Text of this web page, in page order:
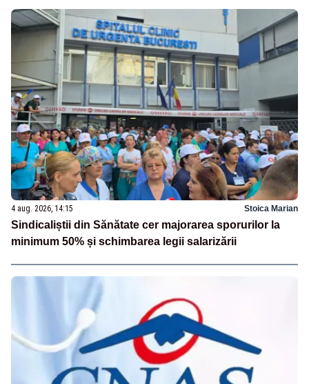
4 aug. 2026, 14:15 Stoica Marian
Sindicaliștii din Sănătate cer majorarea sporurilor la
minimum 50% și schimbarea legii salarizării